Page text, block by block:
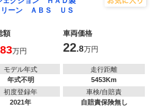
リーン ＡＢＳ ＵＳ
額
車両価格
万円 22.8万円
モデル年式
年式不明
走行距離
5453Km
初度登録年
2021年
車検/自賠責
自賠責保険無し